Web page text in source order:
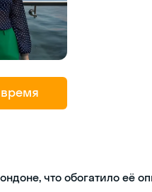
что обогатило её